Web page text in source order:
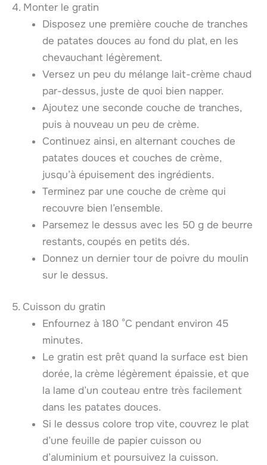
4. Monter le gratin
Disposez une première couche de tranches
de patates douces au fond du plat, en les
chevauchant légèrement.
Versez un peu du mélange lait-crème chaud
par-dessus, juste de quoi bien napper.
Ajoutez une seconde couche de tranches,
puis à nouveau un peu de crème.
Continuez ainsi, en alternant couches de
patates douces et couches de crème,
jusqu’à épuisement des ingrédients.
Terminez par une couche de crème qui
recouvre bien l’ensemble.
Parsemez le dessus avec les 50 g de beurre
restants, coupés en petits dés.
Donnez un dernier tour de poivre du moulin
sur le dessus.
5. Cuisson du gratin
Enfournez à 180 °C pendant environ 45
minutes.
Le gratin est prêt quand la surface est bien
dorée, la crème légèrement épaissie, et que
la lame d’un couteau entre très facilement
dans les patates douces.
Si le dessus colore trop vite, couvrez le plat
d’une feuille de papier cuisson ou
d’aluminium et poursuivez la cuisson.